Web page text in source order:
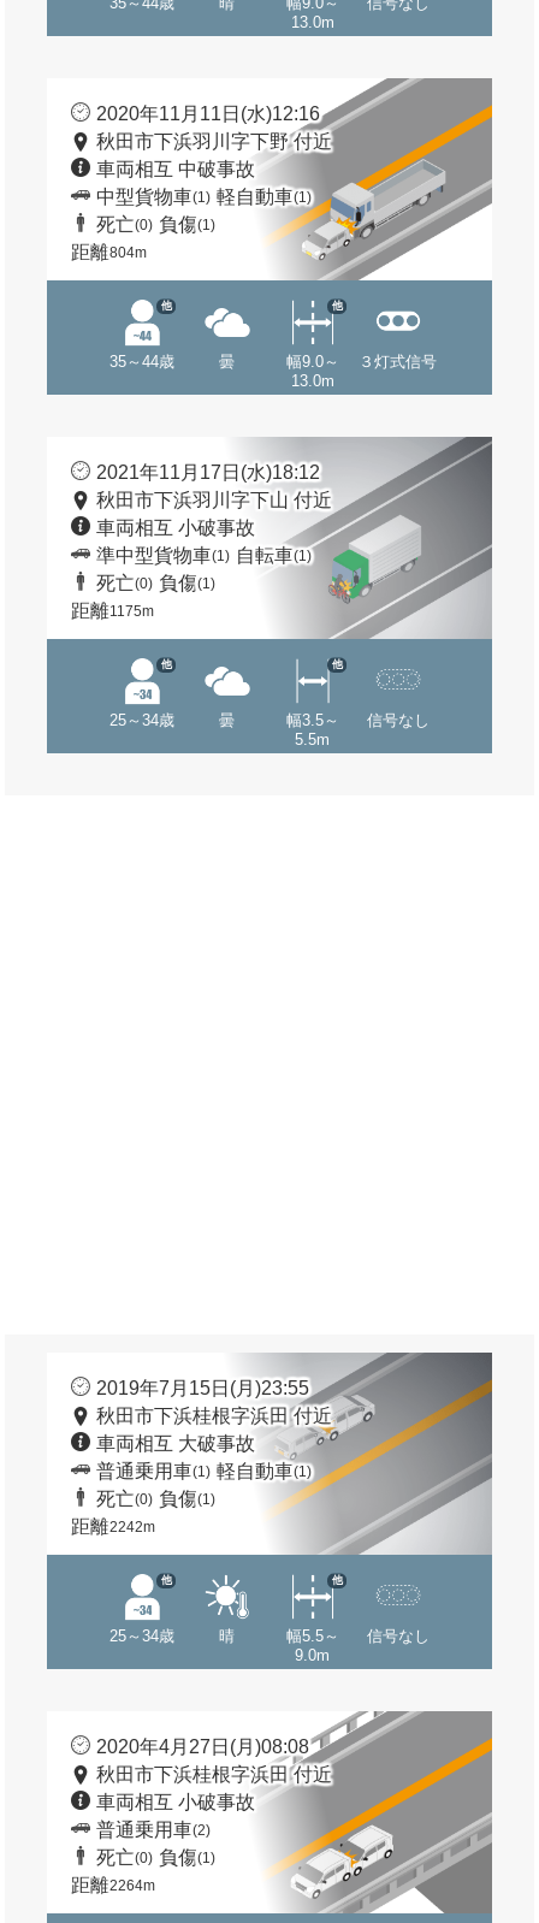
13.0m
2020年11月11日(水)12:16
秋田市下浜羽川字下野 付近
車両相互 中破事故
中型貨物車(1) 軽自動車(1)
死亡(0) 負傷(1)
距離804m
35～44歳
他
曇
幅9.0～
13.0m
他
３灯式信号
2021年11月17日(水)18:12
秋田市下浜羽川字下山 付近
車両相互 小破事故
準中型貨物車(1) 自転車(1)
死亡(0) 負傷(1)
距離1175m
25～34歳
他
曇
幅3.5～
5.5m
他
信号なし
2019年7月15日(月)23:55
秋田市下浜桂根字浜田 付近
車両相互 大破事故
普通乗用車(1) 軽自動車(1)
死亡(0) 負傷(1)
距離2242m
25～34歳
他
晴
幅5.5～
9.0m
他
信号なし
2020年4月27日(月)08:08
秋田市下浜桂根字浜田 付近
車両相互 小破事故
普通乗用車(2)
死亡(0) 負傷(1)
距離2264m